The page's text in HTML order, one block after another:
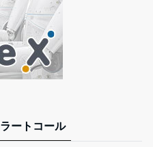
ートコール